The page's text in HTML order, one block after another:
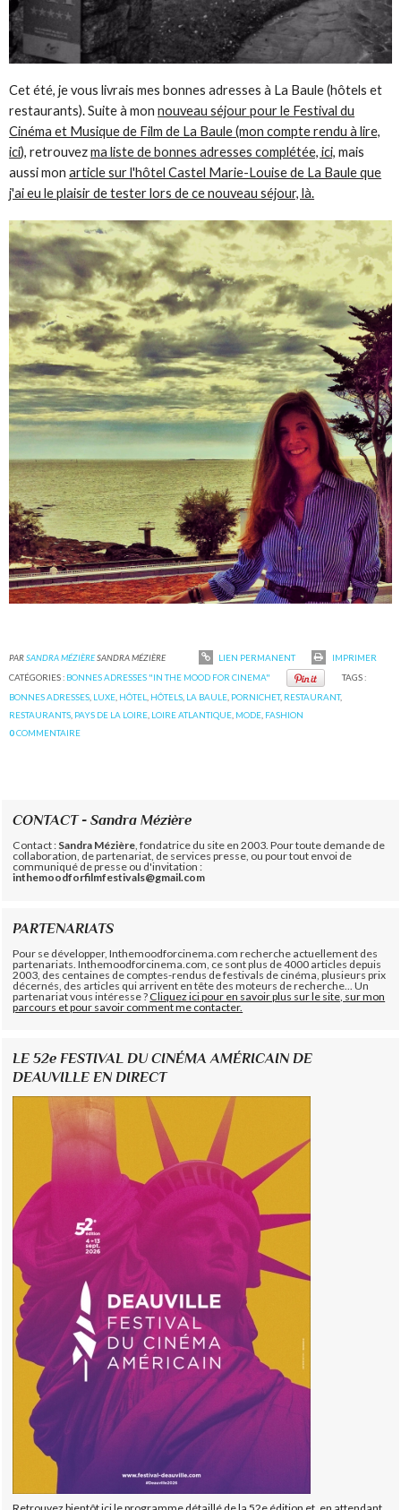
Cet été, je vous livrais mes bonnes adresses à La Baule (hôtels et
restaurants). Suite à monnouveau séjour pour le Festival du
Cinéma et Musique de Film de La Baule (mon compte rendu à lire,
ici), retrouvezma liste de bonnes adresses complétée, ici, mais
aussi monarticle sur l'hôtel Castel Marie-Louise de La Baule que
j'ai eu le plaisir de tester lors de ce nouveau séjour, là.
PARSANDRA MÉZIÈRESANDRA MÉZIÈRE LIEN PERMANENT
IMPRIMER
CATÉGORIES : BONNES ADRESSES "IN THE MOOD FOR CINEMA"
TAGS :
BONNES ADRESSES LUXE HÔTEL HÔTELS LA BAULE PORNICHET, RESTAURANT,
RESTAURANTS PAYS DE LA LOIRE LOIRE ATLANTIQUE MODE FASHION
0COMMENTAIRE
CONTACT - Sandra Mézière
Contact : Sandra Mézière , fondatrice du site en 2003. Pour toute demande de
collaboration, de partenariat, de services presse, ou pour tout envoi de
communiqué de presse ou d'invitation :
inthemoodforfilmfestivals@gmail.com
PARTENARIATS
Pour se développer, Inthemoodforcinema.com recherche actuellement des
partenariats. Inthemoodforcinema.com, ce sont plus de 4000 articles depuis
2003, des centaines de comptes-rendus de festivals de cinéma, plusieurs prix
décernés, des articles qui arrivent en tête des moteurs de recherche... Un
partenariat vous intéresse ?Cliquez ici pour en savoir plus sur le site, sur mon
parcours et pour savoir comment me contacter.
LE 52e FESTIVAL DU CINÉMA AMÉRICAIN DE
DEAUVILLE EN DIRECT